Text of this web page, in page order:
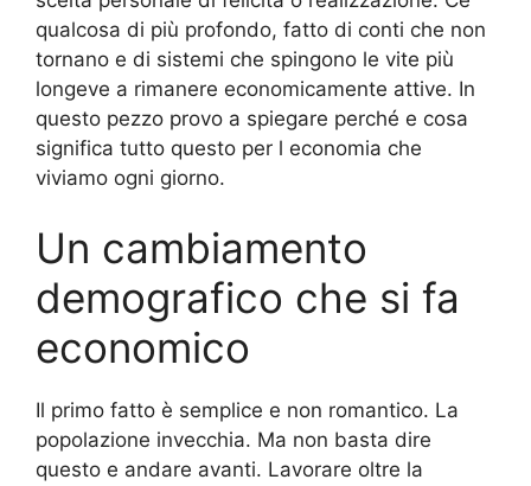
qualcosa di più profondo, fatto di conti che non
tornano e di sistemi che spingono le vite più
longeve a rimanere economicamente attive. In
questo pezzo provo a spiegare perché e cosa
significa tutto questo per l economia che
viviamo ogni giorno.
Un cambiamento
demografico che si fa
economico
Il primo fatto è semplice e non romantico. La
popolazione invecchia. Ma non basta dire
questo e andare avanti. Lavorare oltre la